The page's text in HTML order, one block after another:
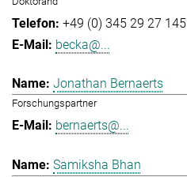
+49 (0) 345 29 27 145
becka@...
Jonathan Bernaerts
Forschungspartner
bernaerts@...
Samiksha Bhan